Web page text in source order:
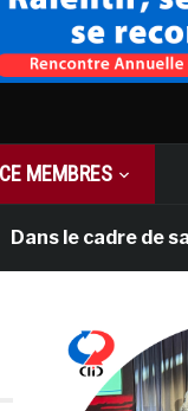
MEMBRES
cadre de sa